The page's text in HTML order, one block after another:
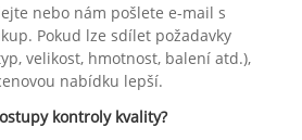
nebo nám pošlete e-mail s
Pokud lze sdílet požadavky
velikost, hmotnost, balení atd.),
nabídku lepší.
kontroly kvality?